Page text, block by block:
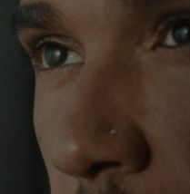
ESTÁ
PAUSADO,
PRESSIONE
LO
SEM
FAVOR,
CLIQUE
Lewis Hamilton é
nas pistas, mas suas
repletas de
habituais. Em sua
redor do mundo,
aprender mais